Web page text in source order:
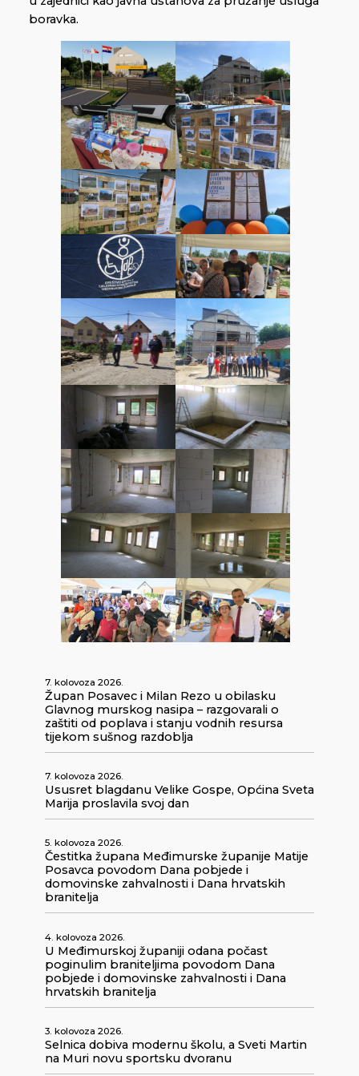
boravka.
7. kolovoza 2026.
Župan Posavec i Milan Rezo u obilasku
Glavnog murskog nasipa – razgovarali o
zaštiti od poplava i stanju vodnih resursa
tijekom sušnog razdoblja
7. kolovoza 2026.
Ususret blagdanu Velike Gospe, Općina Sveta
Marija proslavila svoj dan
5. kolovoza 2026.
Čestitka župana Međimurske županije Matije
Posavca povodom Dana pobjede i
domovinske zahvalnosti i Dana hrvatskih
branitelja
4. kolovoza 2026.
U Međimurskoj županiji odana počast
poginulim braniteljima povodom Dana
pobjede i domovinske zahvalnosti i Dana
hrvatskih branitelja
3. kolovoza 2026.
Selnica dobiva modernu školu, a Sveti Martin
na Muri novu sportsku dvoranu